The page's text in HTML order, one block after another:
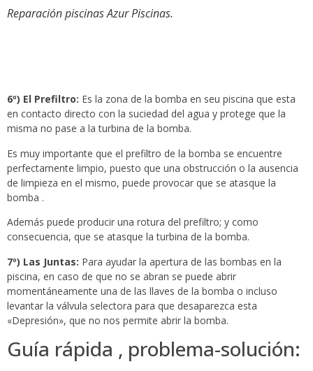
Reparación piscinas Azur Piscinas.
6º) El Prefiltro: Es la zona de la bomba en seu piscina que esta
en contacto directo con la suciedad del agua y protege que la
misma no pase a la turbina de la bomba.
Es muy importante que el prefiltro de la bomba se encuentre
perfectamente limpio, puesto que una obstrucción o la ausencia
de limpieza en el mismo, puede provocar que se atasque la
bomba .
Además puede producir una rotura del prefiltro; y como
consecuencia, que se atasque la turbina de la bomba.
7º) Las Juntas: Para ayudar la apertura de las bombas en la
piscina, en caso de que no se abran se puede abrir
momentáneamente una de las llaves de la bomba o incluso
levantar la válvula selectora para que desaparezca esta
«Depresión», que no nos permite abrir la bomba.
Guía rápida , problema-solución: